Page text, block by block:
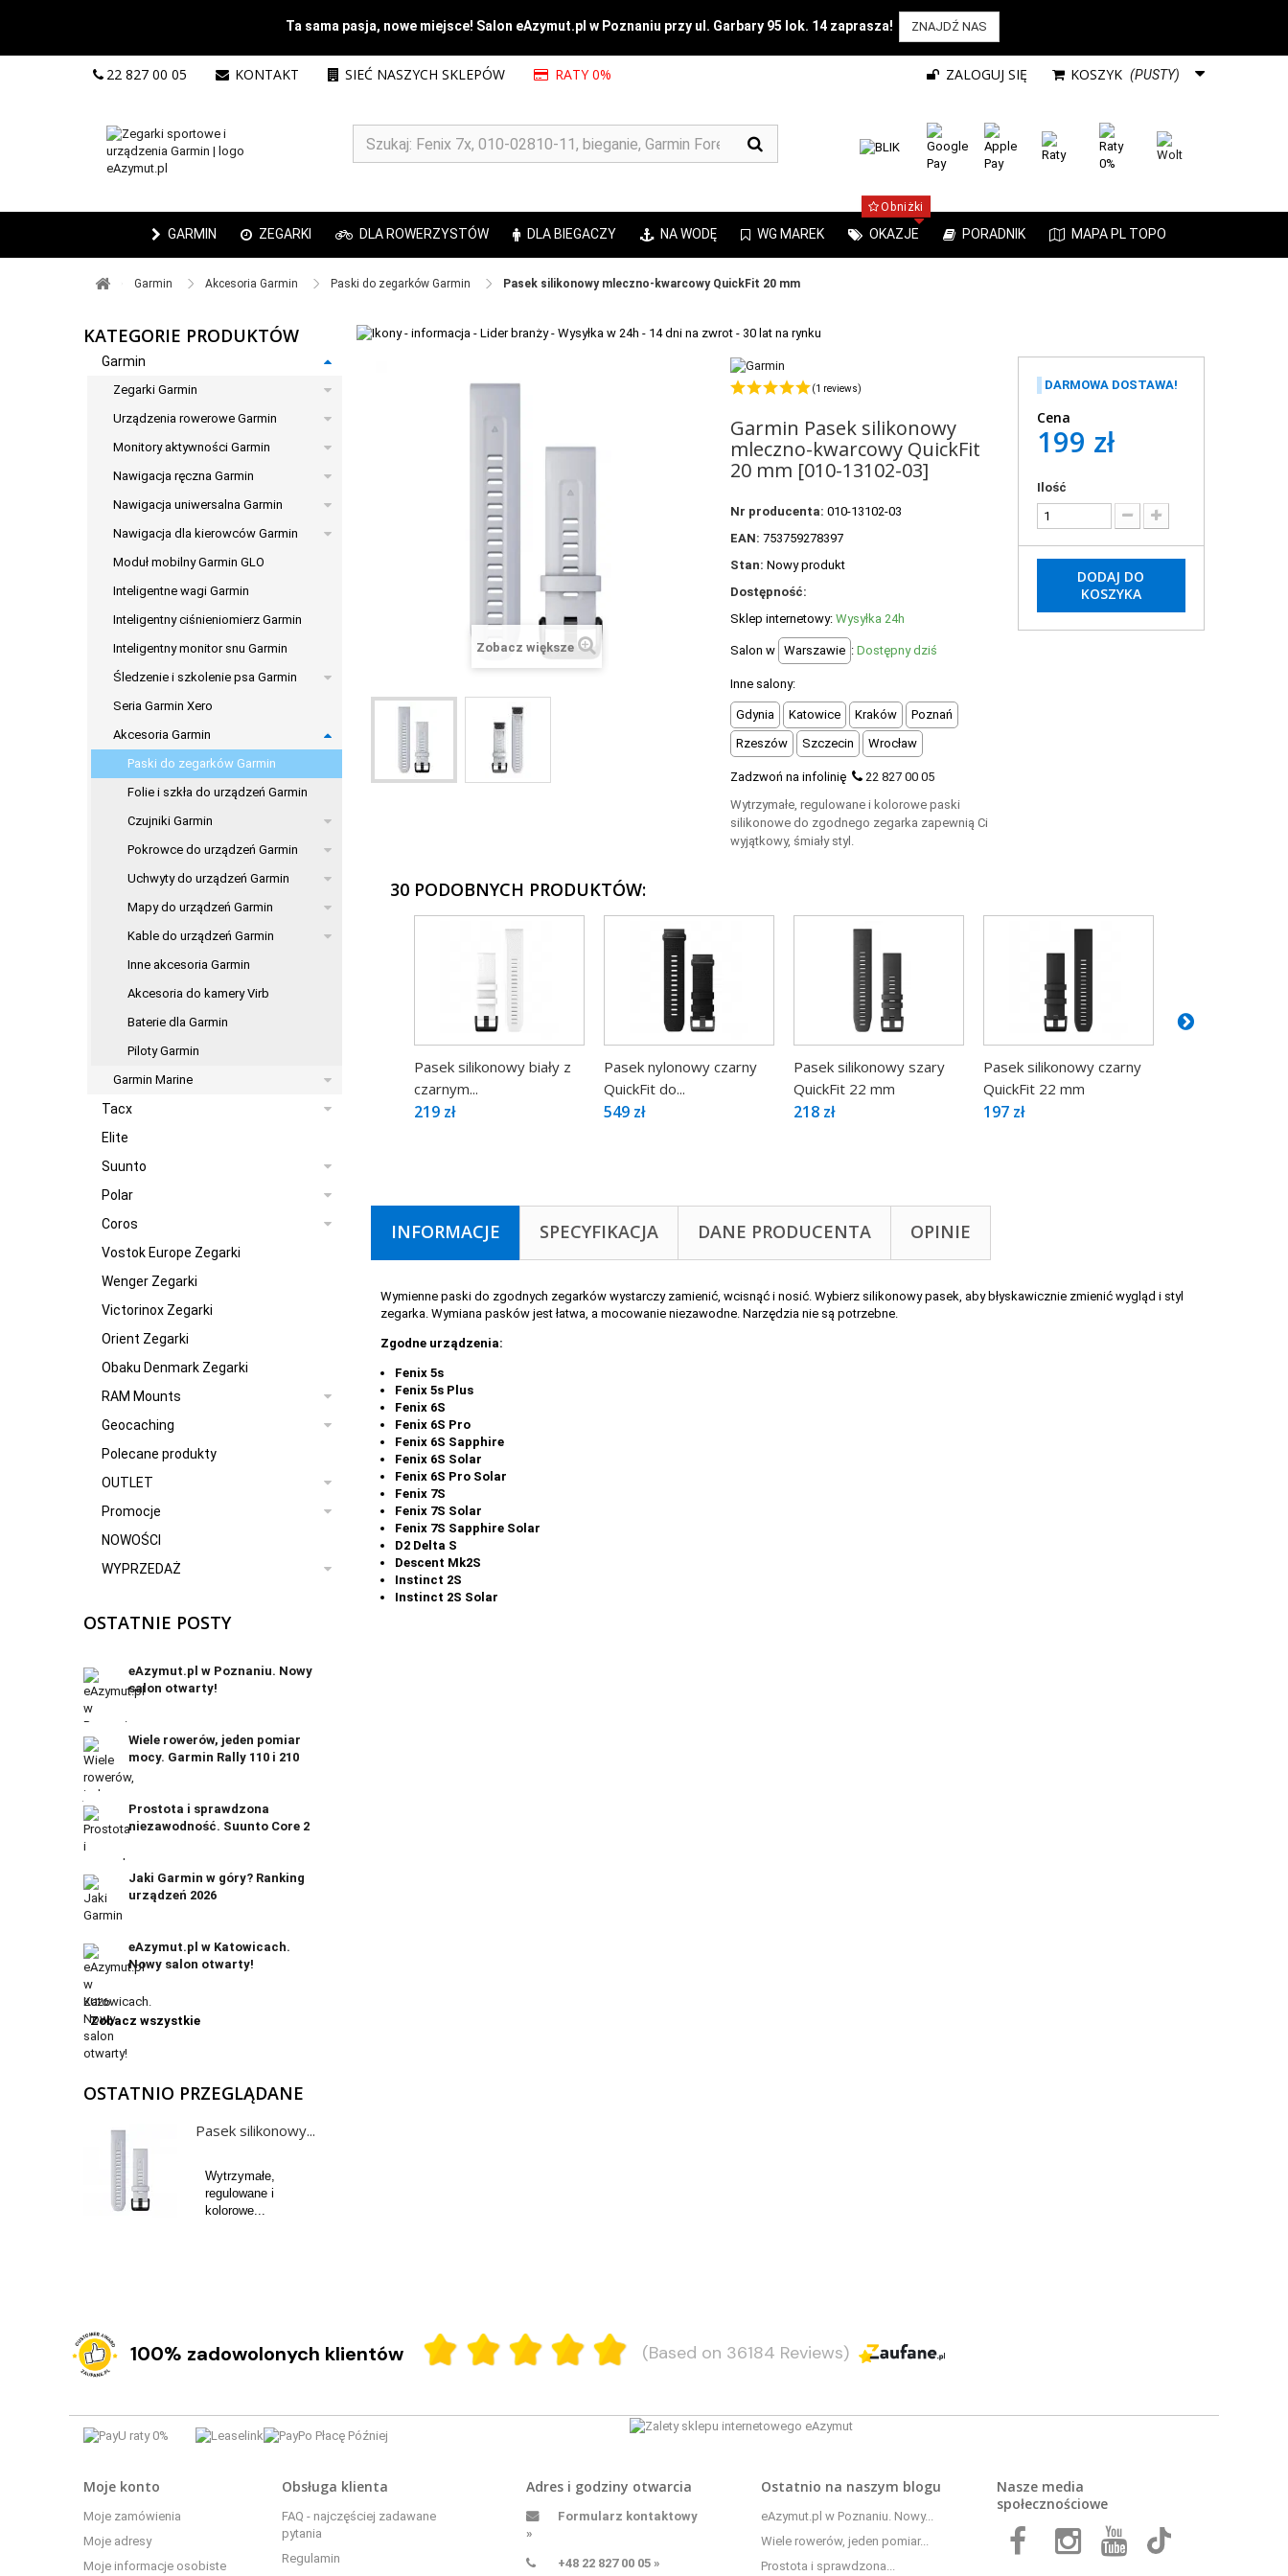
Ta sama pasja, nowe miejsce! Salon eAzymut.pl w Poznaniu przy ul. Garbary 95 lok. 14 zaprasza! ZNAJDŹ NAS
KOSZYK (PUSTY)
ZALOGUJ SIĘ
22 827 00 05 KONTAKT SIEĆ NASZYCH SKLEPÓW RATY 0%
GARMIN ZEGARKI DLA ROWERZYSTÓW DLA BIEGACZY NA WODĘ WG MAREK OKAZJE
Obniżki
PORADNIK MAPA PL TOPO
Garmin ​ Akcesoria Garmin ​ Paski do zegarków Garmin ​ Pasek silikonowy mleczno-kwarcowy QuickFit 20 mm
KATEGORIE PRODUKTÓW
Garmin
Zegarki Garmin
Urządzenia rowerowe Garmin
Monitory aktywności Garmin
Nawigacja ręczna Garmin
Nawigacja uniwersalna Garmin
Nawigacja dla kierowców Garmin
Moduł mobilny Garmin GLO
Inteligentne wagi Garmin
Inteligentny ciśnieniomierz Garmin
Inteligentny monitor snu Garmin
Śledzenie i szkolenie psa Garmin
Seria Garmin Xero
Akcesoria Garmin
Paski do zegarków Garmin
Folie i szkła do urządzeń Garmin
Czujniki Garmin
Pokrowce do urządzeń Garmin
Uchwyty do urządzeń Garmin
Mapy do urządzeń Garmin
Kable do urządzeń Garmin
Inne akcesoria Garmin
Akcesoria do kamery Virb
Baterie dla Garmin
Piloty Garmin
Garmin Marine
Tacx
Elite
Suunto
Polar
Coros
Vostok Europe Zegarki
Wenger Zegarki
Victorinox Zegarki
Orient Zegarki
Obaku Denmark Zegarki
RAM Mounts
Geocaching
Polecane produkty
OUTLET
Promocje
NOWOŚCI
WYPRZEDAŻ
OSTATNIE POSTY
eAzymut.pl w Poznaniu. Nowy
salon otwarty!
Wiele rowerów, jeden pomiar
mocy. Garmin Rally 110 i 210
Prostota i sprawdzona
niezawodność. Suunto Core 2
Jaki Garmin w góry? Ranking
urządzeń 2026
eAzymut.pl w Katowicach.
Nowy salon otwarty!
Zobacz wszystkie
OSTATNIO PRZEGLĄDANE
Pasek silikonowy...
Wytrzymałe,
regulowane i
kolorowe...
Zobacz większe
(1 reviews)
Garmin Pasek silikonowy
mleczno-kwarcowy QuickFit
20 mm [010-13102-03]
Nr producenta: 010-13102-03
EAN: 753759278397
Stan: Nowy produkt
Dostępność:
Sklep internetowy: Wysyłka 24h
Salon w Warszawie : Dostępny dziś
Inne salony:
Gdynia Katowice Kraków
Poznań
Rzeszów
Szczecin Wrocław
Zadzwoń na infolinię
22 827 00 05
Wytrzymałe, regulowane i kolorowe paski
silikonowe do zgodnego zegarka zapewnią Ci
wyjątkowy, śmiały styl.
DARMOWA DOSTAWA!
Cena
199 zł
Ilość
DODAJ DO
KOSZYKA
30 PODOBNYCH PRODUKTÓW:
Pasek silikonowy biały z
czarnym...
219 zł
Pasek nylonowy czarny
QuickFit do...
549 zł
Pasek silikonowy szary
QuickFit 22 mm
218 zł
Pasek silikonowy czarny
QuickFit 22 mm
197 zł
INFORMACJE SPECYFIKACJA DANE PRODUCENTA OPINIE
Wymienne paski do zgodnych zegarków wystarczy zamienić, wcisnąć i nosić. Wybierz silikonowy pasek, aby błyskawicznie zmienić wygląd i styl
zegarka. Wymiana pasków jest łatwa, a mocowanie niezawodne. Narzędzia nie są potrzebne.
Zgodne urządzenia:
Fenix 5s
Fenix 5s Plus
Fenix 6S
Fenix 6S Pro
Fenix 6S Sapphire
Fenix 6S Solar
Fenix 6S Pro Solar
Fenix 7S
Fenix 7S Solar
Fenix 7S Sapphire Solar
D2 Delta S
Descent Mk2S
Instinct 2S
Instinct 2S Solar
100% zadowolonych klientów (Based on 36184 Reviews)
Moje konto
Moje zamówienia
Moje adresy
Moje informacje osobiste
Obsługa klienta
FAQ - najczęściej zadawane
pytania
Regulamin
Adres i godziny otwarcia
Formularz kontaktowy
»
+48 22 827 00 05 »
Ostatnio na naszym blogu
eAzymut.pl w Poznaniu. Nowy...
Wiele rowerów, jeden pomiar...
Prostota i sprawdzona...
Nasze media
społecznościowe